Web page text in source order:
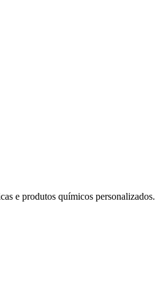
e produtos químicos personalizados.